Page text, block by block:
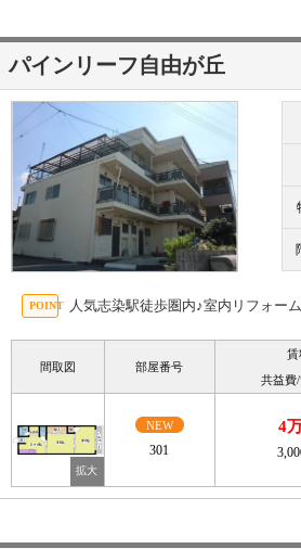
パインリーフ自由が丘
人気志染駅徒歩圏内♪室内リフォー
間取図 部屋番号
賃
共益費
NEW
301
4